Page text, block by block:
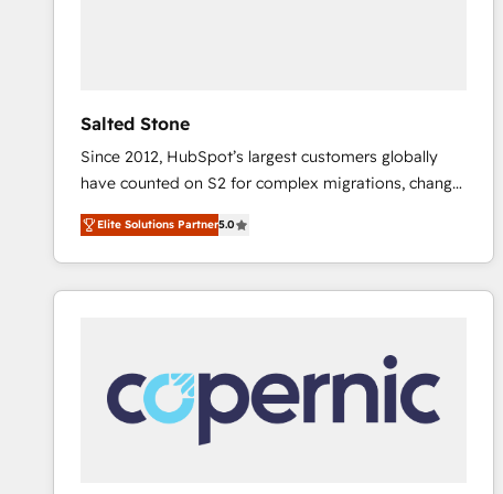
Salted Stone
Since 2012, HubSpot’s largest customers globally
have counted on S2 for complex migrations, change
management, systems integration, and creative
solutions that deliver measurable impact and
transform brand experiences As one of the few full-
service creative agencies in the HubSpot
regionalized HubSpot websites, integrated
marketing campaigns, & RevOps frameworks that
fuel long-term success We connect the entire
customer lifecycle through seamless integrations,
Elite Solutions Partner5.0